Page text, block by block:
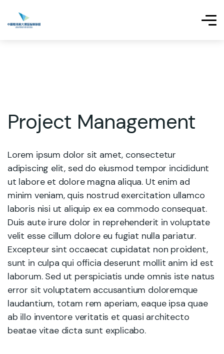
Project Management
Lorem ipsum dolor sit amet, consectetur
adipiscing elit, sed do eiusmod tempor incididunt
ut labore et dolore magna aliqua. Ut enim ad
minim veniam, quis nostrud exercitation ullamco
laboris nisi ut aliquip ex ea commodo consequat.
Duis aute irure dolor in reprehenderit in voluptate
velit esse cillum dolore eu fugiat nulla pariatur.
Excepteur sint occaecat cupidatat non proident,
sunt in culpa qui officia deserunt mollit anim id est
laborum. Sed ut perspiciatis unde omnis iste natus
error sit voluptatem accusantium doloremque
laudantium, totam rem aperiam, eaque ipsa quae
ab illo inventore veritatis et quasi architecto
beatae vitae dicta sunt explicabo.